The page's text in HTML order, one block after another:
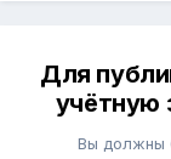
Для
учётную
Вы должны